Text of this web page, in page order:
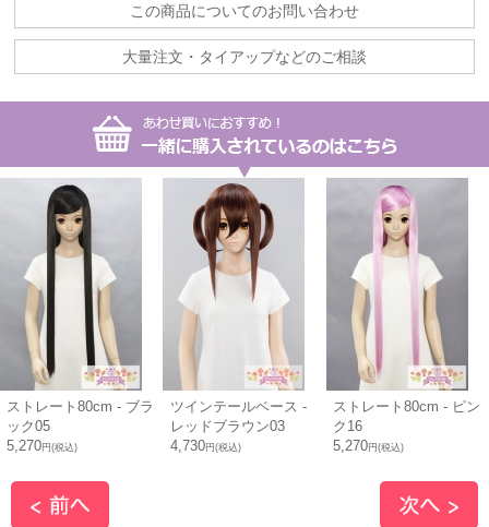
この商品についてのお問い合わせ
大量注文・タイアップなどのご相談
ストレート80cm - ブラ
ック05
5,270円(税込)
ツインテールベース -
レッドブラウン03
4,730円(税込)
ストレート80cm - ピン
ク16
5,270円(税込)